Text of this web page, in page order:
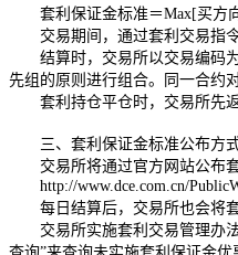
套利保证金标准＝Max[买方向
交易期间，通过套利交易指令
结算时，交易所以交易编码为
先组的原则进行组合。同一合约
套利持仓平仓时，交易所先返
三、套利保证金标准公布方
交易所将通过官方网站公布套
http://www.dce.com.cn/
每日结算后，交易所也会将套
交易所实施套利交易管理办法